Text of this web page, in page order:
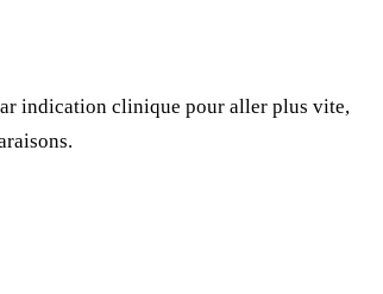
indication clinique pour aller plus vite,